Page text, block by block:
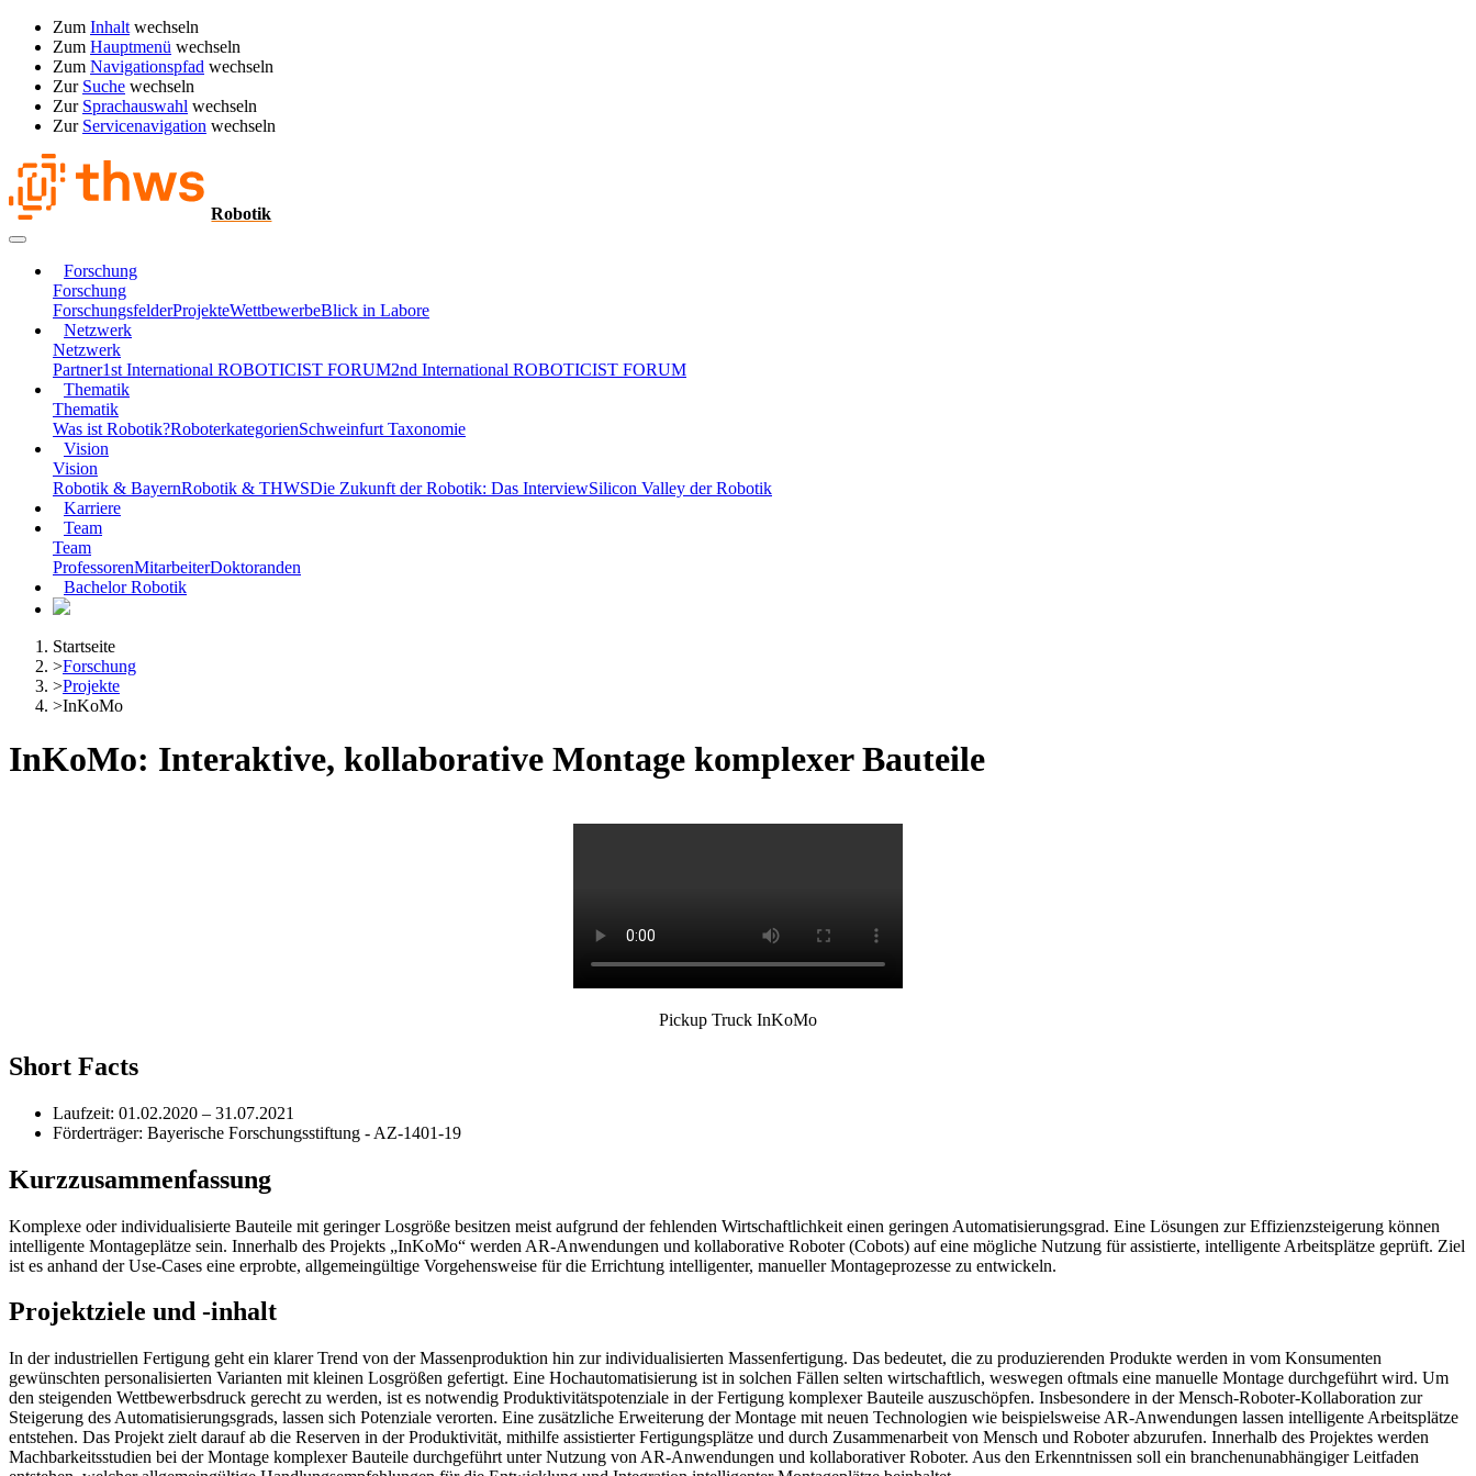
Zum Inhalt wechseln
Zum Hauptmenü wechseln
Zum Navigationspfad wechseln
Zur Suche wechseln
Zur Sprachauswahl wechseln
Zur Servicenavigation wechseln
Robotik
Forschung
Forschung
ForschungsfelderProjekteWettbewerbeBlick in Labore
Netzwerk
Netzwerk
Partner1st International ROBOTICIST FORUM2nd International ROBOTICIST FORUM
Thematik
Thematik
Was ist Robotik?RoboterkategorienSchweinfurt Taxonomie
Vision
Vision
Robotik & BayernRobotik & THWSDie Zukunft der Robotik: Das InterviewSilicon Valley der Robotik
Karriere
Team
Team
ProfessorenMitarbeiterDoktoranden
Bachelor Robotik
Startseite
>Forschung
>Projekte
>InKoMo
InKoMo: Interaktive, kollaborative Montage komplexer Bauteile
Pickup Truck InKoMo
Short Facts
Laufzeit: 01.02.2020 – 31.07.2021
Förderträger: Bayerische Forschungsstiftung - AZ-1401-19
Kurzzusammenfassung
Komplexe oder individualisierte Bauteile mit geringer Losgröße besitzen meist aufgrund der fehlenden Wirtschaftlichkeit einen geringen Automatisierungsgrad. Eine Lösungen zur Effizienzsteigerung können
intelligente Montageplätze sein. Innerhalb des Projekts „InKoMo“ werden AR-Anwendungen und kollaborative Roboter (Cobots) auf eine mögliche Nutzung für assistierte, intelligente Arbeitsplätze geprüft. Ziel
ist es anhand der Use-Cases eine erprobte, allgemeingültige Vorgehensweise für die Errichtung intelligenter, manueller Montageprozesse zu entwickeln.
Projektziele und -inhalt
In der industriellen Fertigung geht ein klarer Trend von der Massenproduktion hin zur individualisierten Massenfertigung. Das bedeutet, die zu produzierenden Produkte werden in vom Konsumenten
gewünschten personalisierten Varianten mit kleinen Losgrößen gefertigt. Eine Hochautomatisierung ist in solchen Fällen selten wirtschaftlich, weswegen oftmals eine manuelle Montage durchgeführt wird. Um
den steigenden Wettbewerbsdruck gerecht zu werden, ist es notwendig Produktivitätspotenziale in der Fertigung komplexer Bauteile auszuschöpfen. Insbesondere in der Mensch-Roboter-Kollaboration zur
Steigerung des Automatisierungsgrads, lassen sich Potenziale verorten. Eine zusätzliche Erweiterung der Montage mit neuen Technologien wie beispielsweise AR-Anwendungen lassen intelligente Arbeitsplätze
entstehen. Das Projekt zielt darauf ab die Reserven in der Produktivität, mithilfe assistierter Fertigungsplätze und durch Zusammenarbeit von Mensch und Roboter abzurufen. Innerhalb des Projektes werden
Machbarkeitsstudien bei der Montage komplexer Bauteile durchgeführt unter Nutzung von AR-Anwendungen und kollaborativer Roboter. Aus den Erkenntnissen soll ein branchenunabhängiger Leitfaden